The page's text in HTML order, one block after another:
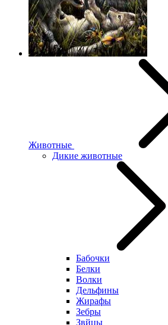
Животные
Дикие животные
Бабочки
Белки
Волки
Дельфины
Жирафы
Зебры
Звйцы